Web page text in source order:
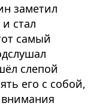
заметил
стал
самый
слепой
его с собой,